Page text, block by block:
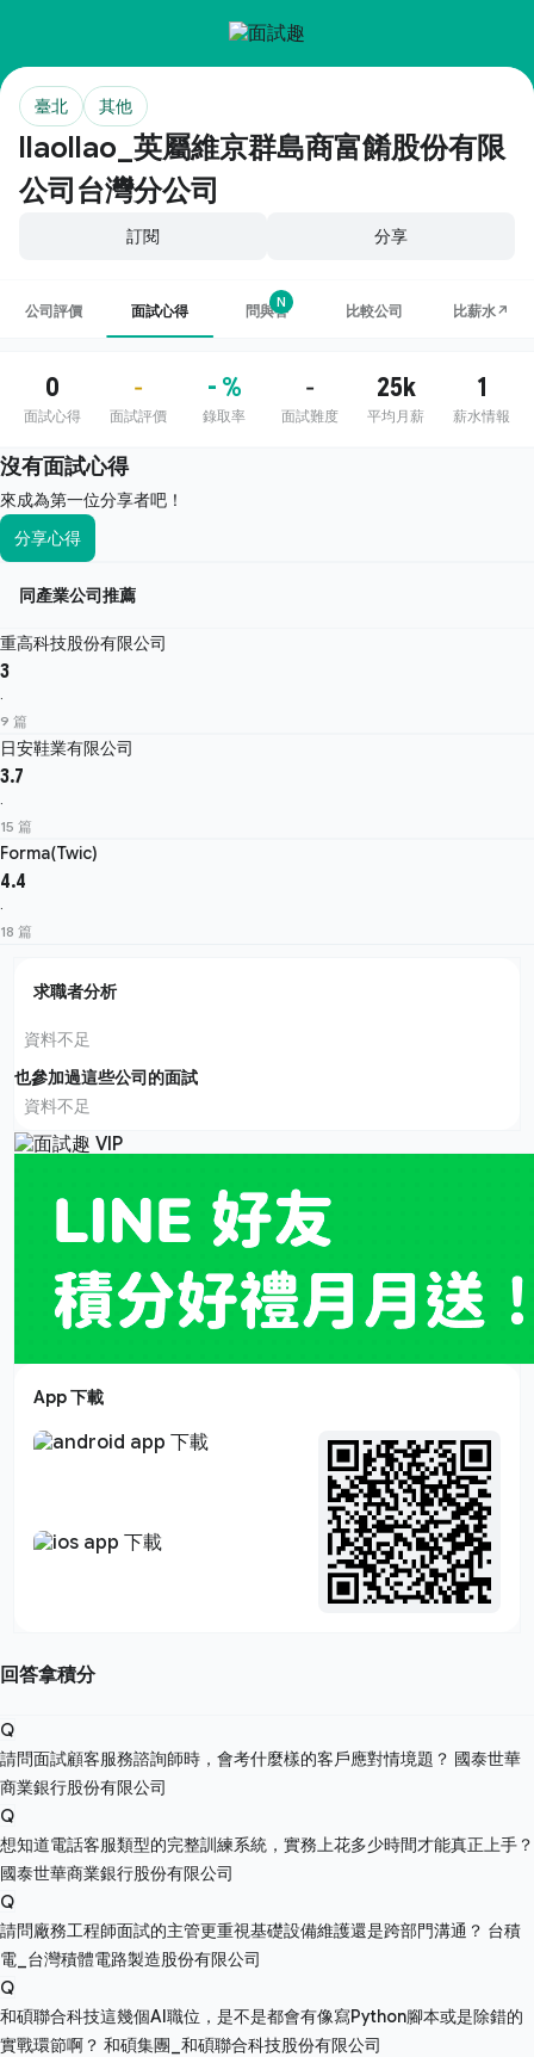
llaollao_英屬維京群島商富餚股份有限
公司台灣分公司
臺北 其他
訂閱 分享
公司評價 面試心得 問與答
N
比較公司 比薪水↗
0
面試心得
-
面試評價
- %
錄取率
-
面試難度
25k
平均月薪
1
薪水情報
沒有面試心得
來成為第一位分享者吧！
分享心得
同產業公司推薦
重高科技股份有限公司
3
·
9 篇
日安鞋業有限公司
3.7
·
15 篇
Forma(Twic)
4.4
·
18 篇
求職者分析
資料不足
也參加過這些公司的面試
資料不足
App 下載
回答拿積分
Q
請問面試顧客服務諮詢師時，會考什麼樣的客戶應對情境題？ 國泰世華
商業銀行股份有限公司
Q
想知道電話客服類型的完整訓練系統，實務上花多少時間才能真正上手？
國泰世華商業銀行股份有限公司
Q
請問廠務工程師面試的主管更重視基礎設備維護還是跨部門溝通？ 台積
電_台灣積體電路製造股份有限公司
Q
和碩聯合科技這幾個AI職位，是不是都會有像寫Python腳本或是除錯的
實戰環節啊？ 和碩集團_和碩聯合科技股份有限公司